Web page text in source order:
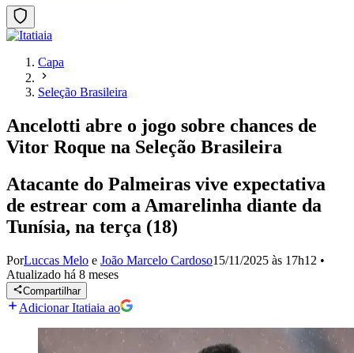
Capa
Seleção Brasileira
Ancelotti abre o jogo sobre chances de
Vitor Roque na Seleção Brasileira
Atacante do Palmeiras vive expectativa
de estrear com a Amarelinha diante da
Tunísia, na terça (18)
PorLuccas Melo e João Marcelo Cardoso15/11/2025 às 17h12 •
Atualizado há 8 meses
Compartilhar
Adicionar Itatiaia ao